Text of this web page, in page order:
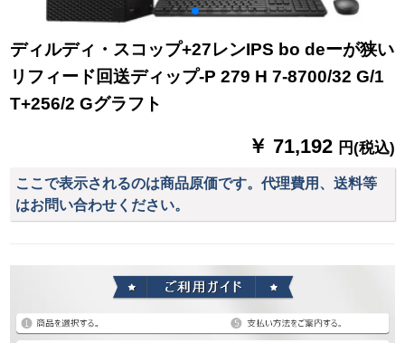
ディルディ・スコップ+27レンIPS bo deーが狭い
リフィード回送ディップ-P 279 H 7-8700/32 G/1
T+256/2 Gグラフト
￥ 71,192 円(税込)
ここで表示されるのは商品原価です。代理費用、送料等
はお問い合わせください。